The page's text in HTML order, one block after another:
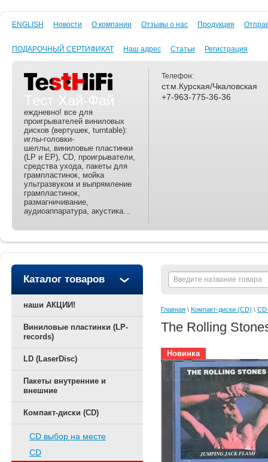
ENGLISH Новости О компании Отзывы о нас Продукция
ПОДАРОЧНЫЙ СЕРТИФИКАТ Наш адрес Статьи Регистрация
Тест Хай-Фай
еждневно! все для
проигрывателей виниловых
дисков (вертушек, turntable):
иглы-головки-
шеллы, виниловые пластинки
(LP и EP), CD, проигрыватели,
средства ухода, пакеты для
грампластинок, мойка
ультразвуком и выпрямление
грампластинок,
размагничивание,
аудиоаппаратура, акустика...
Телефон:
ст.м.Курская/Чкаловская
+7-963-775-36-36
Каталог товаров
наши АКЦИИ!
Виниловые пластинки (LP-
records)
LD (LaserDisc)
Пакеты внутренние и
внешние
Компакт-диски (CD)
CD выбор на месте
CD
Главная \ Компакт-диски (CD) \ CD
The Rolling
Новинка